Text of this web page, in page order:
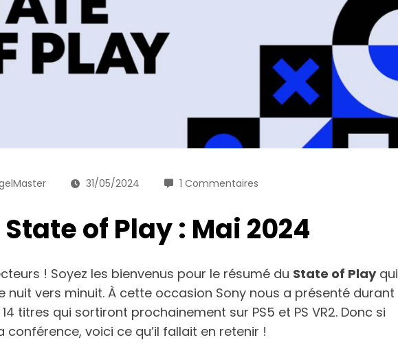
31/05/2024 1 Commentaires
of Play : Mai 2024
! Soyez les bienvenus pour le résumé du State of Playqui
nuit vers minuit. À cette occasion Sony nous a présenté durant
titres qui sortiront prochainement sur PS5 et PS VR2. Donc si
conférence, voici ce qu’il fallait en retenir !